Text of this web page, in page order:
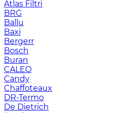
Atlas Filtri
BRG
Ballu
Baxi
Bergerr
Bosch
Buran
CALEO
Candy
Chaffoteaux
DR-Termo
De Dietrich